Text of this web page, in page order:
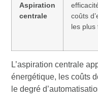
Aspiration
centrale
coûts
les plus
L’aspiration centrale
énergétique, les coûts
le degré